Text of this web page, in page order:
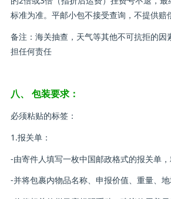
标准为准。平邮小包不接受查询，不提供赔
备注：海关抽查，天气等其他不可抗拒的因
担任何责任
八、 包装要求：
必须粘贴的标签：
1.报关单：
-由寄件人填写一枚中国邮政格式的报关单
-并将包裹内物品名称、申报价值、重量、地